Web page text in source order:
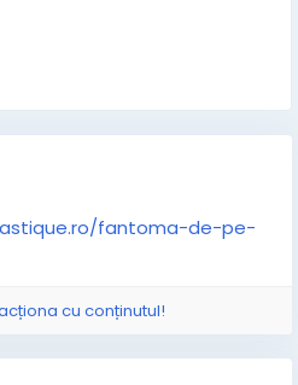
fantoma-de-pe-
cu conținutul!